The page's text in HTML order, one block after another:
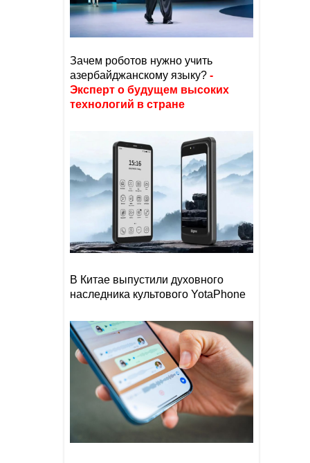
Зачем роботов нужно учить
азербайджанскому языку? -
Эксперт о будущем высоких
технологий в стране
В Китае выпустили духовного
наследника культового YotaPhone